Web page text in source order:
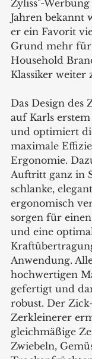
Zyliss"-
Jahren bekannt
er ein Favorit
Grund mehr
Household
Klassiker weiter
Das Design des
auf Karls
und optimiert
maximale
Ergonomie.
Auftritt ganz in
schlanke,
ergonomisch
sorgen für
und eine
Anwendung.
hochwertigen
gefertigt und
robust. Der
Zerkleinerer
gleichmäßige
Zwiebeln,